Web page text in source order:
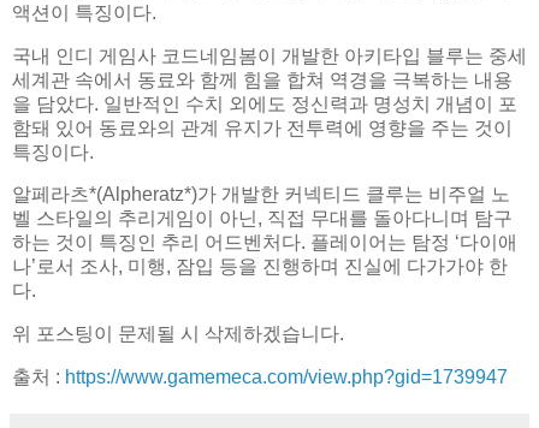
액션이 특징이다.
국내 인디 게임사 코드네임봄이 개발한 아키타입 블루는 중세
세계관 속에서 동료와 함께 힘을 합쳐 역경을 극복하는 내용
을 담았다. 일반적인 수치 외에도 정신력과 명성치 개념이 포
함돼 있어 동료와의 관계 유지가 전투력에 영향을 주는 것이
특징이다.
알페라츠*(Alpheratz*)가 개발한 커넥티드 클루는 비주얼 노
벨 스타일의 추리게임이 아닌, 직접 무대를 돌아다니며 탐구
하는 것이 특징인 추리 어드벤처다. 플레이어는 탐정 ‘다이애
나’로서 조사, 미행, 잠입 등을 진행하며 진실에 다가가야 한
다.
위 포스팅이 문제될 시 삭제하겠습니다.
출처 : https://www.gamemeca.com/view.php?gid=1739947